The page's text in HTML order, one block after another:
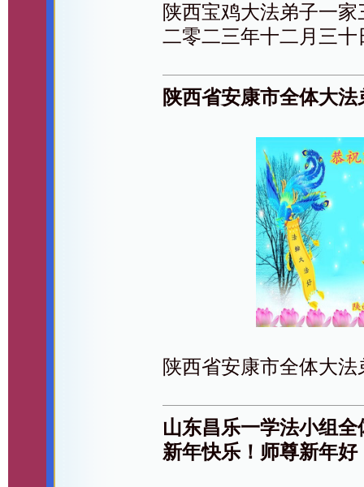
陕西宝鸡大法弟子一家
二零二三年十二月三十
陕西省安康市全体大
陕西省安康市全体大
山东昌乐一学法小组
新年快乐！师尊新年